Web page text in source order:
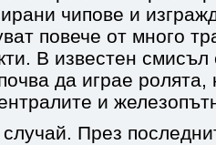
чипове и
повече от много
В известен
да играе ролята,
и
През